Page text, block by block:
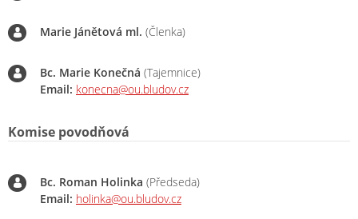
Marie Jánětová ml. (Členka)
Bc. Marie Konečná (Tajemnice)
Email: konecna@ou.bludov.cz
Komise povodňová
Bc. Roman Holinka (Předseda)
Email: holinka@ou.bludov.cz